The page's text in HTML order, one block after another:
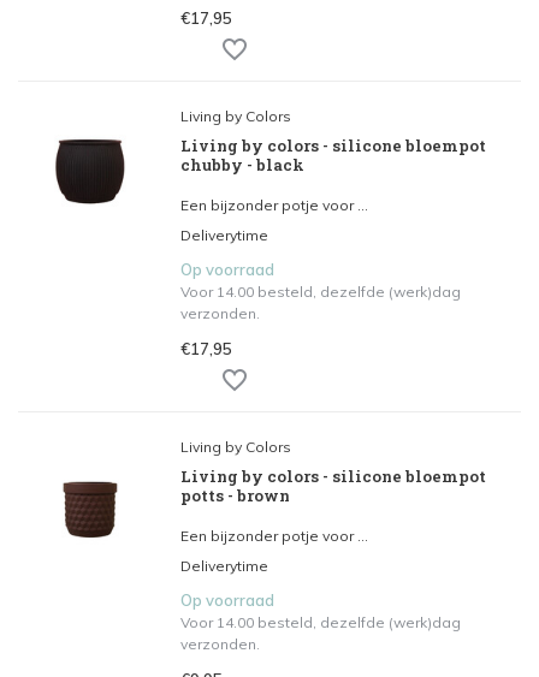
€17,95
Living by Colors
Living by colors - silicone bloempot
chubby - black
Een bijzonder potje voor ...
Deliverytime
Op voorraad
Voor 14.00 besteld, dezelfde (werk)dag
verzonden.
€17,95
Living by Colors
Living by colors - silicone bloempot
potts - brown
Een bijzonder potje voor ...
Deliverytime
Op voorraad
Voor 14.00 besteld, dezelfde (werk)dag
verzonden.